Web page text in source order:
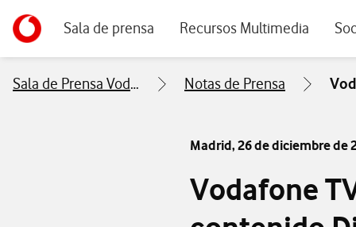
Ir a la pagina principal de vodafone.es
Sala de prensa Recursos Multimedia
Sala de Prensa Vodafone Notas de Prensa
Madrid, 26 de diciembre de
Vodafone